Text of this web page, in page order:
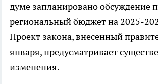
думе запланировано обсуждение
региональный бюджет на 2025-
Проект закона, внесенный
января, предусматривает
изменения.